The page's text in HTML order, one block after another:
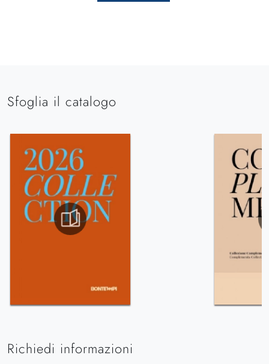
Sfoglia il catalogo
Richiedi informazioni